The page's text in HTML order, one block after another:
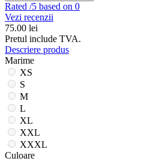
Rated /5 based on 0
Vezi recenzii
75.00 lei
Pretul include TVA.
Descriere produs
Marime
XS
S
M
L
XL
XXL
XXXL
Culoare